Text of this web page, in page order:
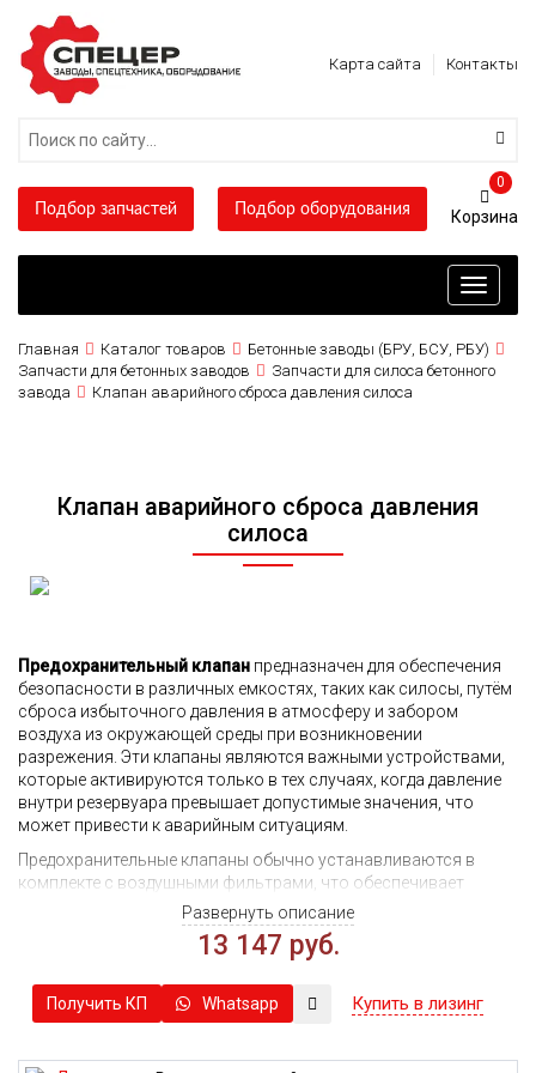
Карта сайта Контакты
Подбор запчастей Подбор оборудования
0
Toggle
Главная Каталог товаров
Бетонные заводы (БРУ, БСУ, РБУ)
Запчасти для бетонных заводов
Запчасти для силоса бетонного
завода
Клапан аварийного сброса давления силоса
Клапан аварийного сброса давления
силоса
Предохранительный клапан предназначен для обеспечения
безопасности в различных емкостях, таких как силосы, путём
сброса избыточного давления в атмосферу и забором
воздуха из окружающей среды при возникновении
разрежения. Эти клапаны являются важными устройствами,
которые активируются только в тех случаях, когда давление
внутри резервуара превышает допустимые значения, что
может привести к аварийным ситуациям.
Предохранительные клапаны обычно устанавливаются в
комплекте с воздушными фильтрами, что обеспечивает
дополнительную защиту и улучшает их функциональность.
Конструкция клапана включает несколько ключевых
элементов, которые обеспечивают его эффективную работу.
оснащен зажимом для надежного соединения с крышкой
резервуара. Это соединение является критически важным для
Развернуть описание
13 147 руб.
Получить КП Whatsapp Купить в лизинг